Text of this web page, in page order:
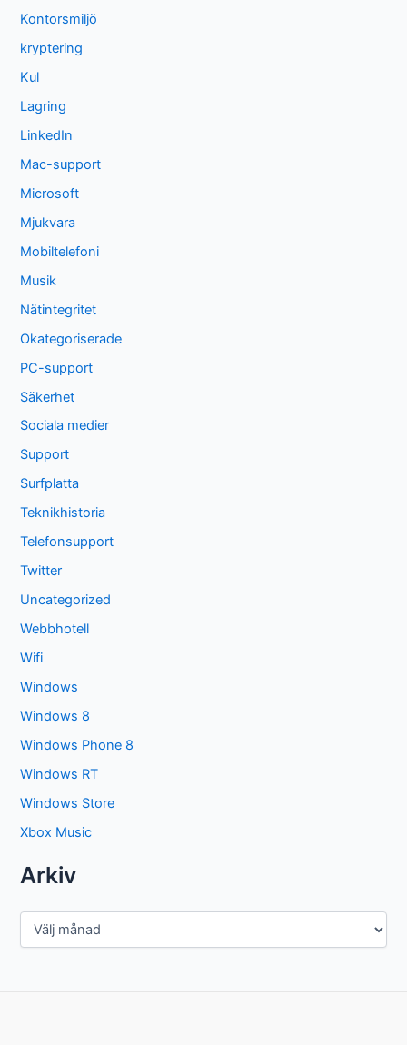
Kontorsmiljö
kryptering
Kul
Lagring
LinkedIn
Mac-support
Microsoft
Mjukvara
Mobiltelefoni
Musik
Nätintegritet
Okategoriserade
PC-support
Säkerhet
Sociala medier
Support
Surfplatta
Teknikhistoria
Telefonsupport
Twitter
Uncategorized
Webbhotell
Wifi
Windows
Windows 8
Windows Phone 8
Windows RT
Windows Store
Xbox Music
Arkiv
A